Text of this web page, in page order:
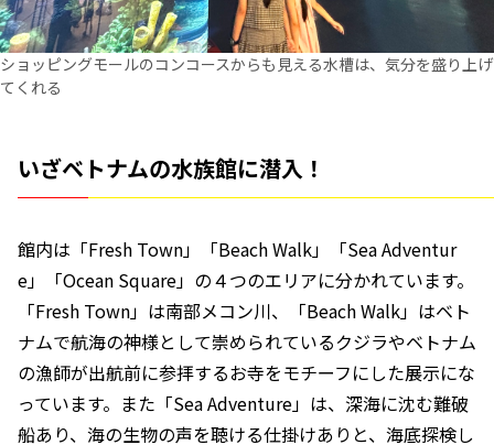
ショッピングモールのコンコースからも見える水槽は、気分を盛り上げ
てくれる
いざベトナムの水族館に潜入！
館内は「Fresh Town」「Beach Walk」「Sea Adventur
e」「Ocean Square」の４つのエリアに分かれています。
「Fresh Town」は南部メコン川、「Beach Walk」はベト
ナムで航海の神様として崇められているクジラやベトナム
の漁師が出航前に参拝するお寺をモチーフにした展示にな
っています。また「Sea Adventure」は、深海に沈む難破
船あり、海の生物の声を聴ける仕掛けありと、海底探検し